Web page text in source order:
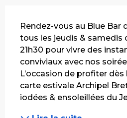
Rendez-vous au Blue Bar
tous les jeudis & samedis
21h30 pour vivre des
conviviaux avec nos
L’occasion de profiter
carte estivale Archipel
iodées & ensoleillées du